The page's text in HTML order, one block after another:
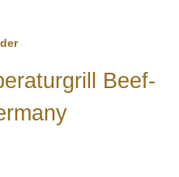
Beef-